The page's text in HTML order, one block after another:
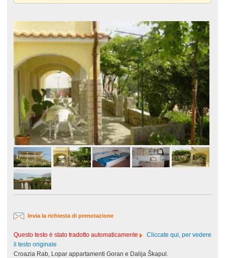
Invia la richiesta di prenotazione
Questo testo è stato tradotto automaticamente
Cliccate qui, per vedere
il testo originale
Croazia Rab, Lopar appartamenti Goran e Dalija Škapul.